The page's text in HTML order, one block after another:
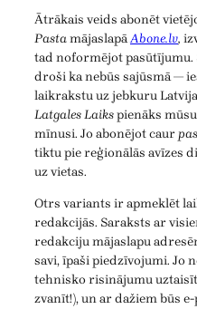
Ātrākais veids abonēt
PastamājaslapāAbone.lv,
tad noformējot pasūtījumu.
droši ka nebūs sajūsmā —
laikrakstu uz jebkuru
Latgales Laikspienāks
mīnusi. Jo abonējot caur
tiktu pie reģionālās avīzes
uz vietas.
Otrs variants ir apmeklēt
redakcijās. Saraksts ar
redakciju mājaslapu
savi, īpaši piedzīvojumi. Jo
tehnisko risinājumu
zvanīt!), un ar dažiem būs